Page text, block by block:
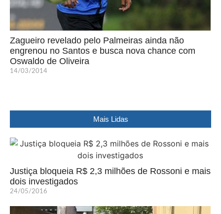
Zagueiro revelado pelo Palmeiras ainda não
engrenou no Santos e busca nova chance com
Oswaldo de Oliveira
14/03/2014
Mais Lidas
Justiça bloqueia R$ 2,3 milhões de Rossoni e mais
dois investigados
24/05/2016